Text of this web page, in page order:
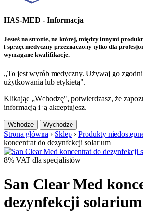
HAS-MED - Informacja
Jesteś na stronie, na której, między innymi
i sprzęt medyczny przeznaczony tylko dla
wymagane kwalifikacje.
„To jest wyrób medyczny. Używaj go
użytkowania lub etykietą".
Klikając „Wchodzę", potwierdzasz, że
informacją i ją akceptujesz.
Wchodzę Wychodzę
Strona główna › Sklep › Produkty
koncentrat do dezynfekcji solarium
8% VAT dla specjalistów
San Clear Med
dezynfekcji solarium